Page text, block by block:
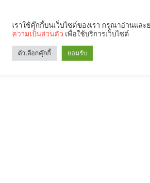
เราใช้คุ๊กกี้บนเว็บไซต์ของเรา กรุณาอ่านและ
ความเป็นส่วนตัว เพื่อใช้บริการเว็บไซต์
ตัวเลือกคุ๊กกี้ ยอมรับ